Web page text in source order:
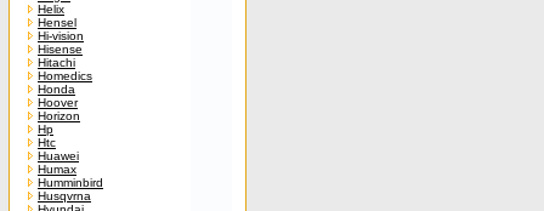
Helix
Hensel
Hi-vision
Hisense
Hitachi
Homedics
Honda
Hoover
Horizon
Hp
Htc
Huawei
Humax
Humminbird
Husqvrna